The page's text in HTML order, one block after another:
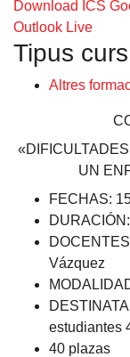
Download ICS
Outlook Live
Tipus curs
Altres
UN
FECHAS:
DURACIÓN:
Vázquez
estudiantes
40 plazas